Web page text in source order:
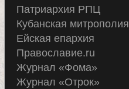
Патриархия РПЦ
Кубанская митрополия
Ейская епархия
Православие.ru
Журнал «Фома»
Журнал «Отрок»